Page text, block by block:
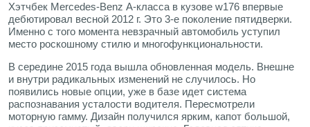
Хэтчбек Mercedes-Benz А-класса в кузове w176 впервые
дебютировал весной 2012 г. Это 3-е поколение пятидверки.
Именно с того момента невзрачный автомобиль уступил
место роскошному стилю и многофункциональности.
В середине 2015 года вышла обновленная модель. Внешне
и внутри радикальных изменений не случилось. Но
появились новые опции, уже в базе идет система
распознавания усталости водителя. Пересмотрели
моторную гамму. Дизайн получился ярким, капот большой,